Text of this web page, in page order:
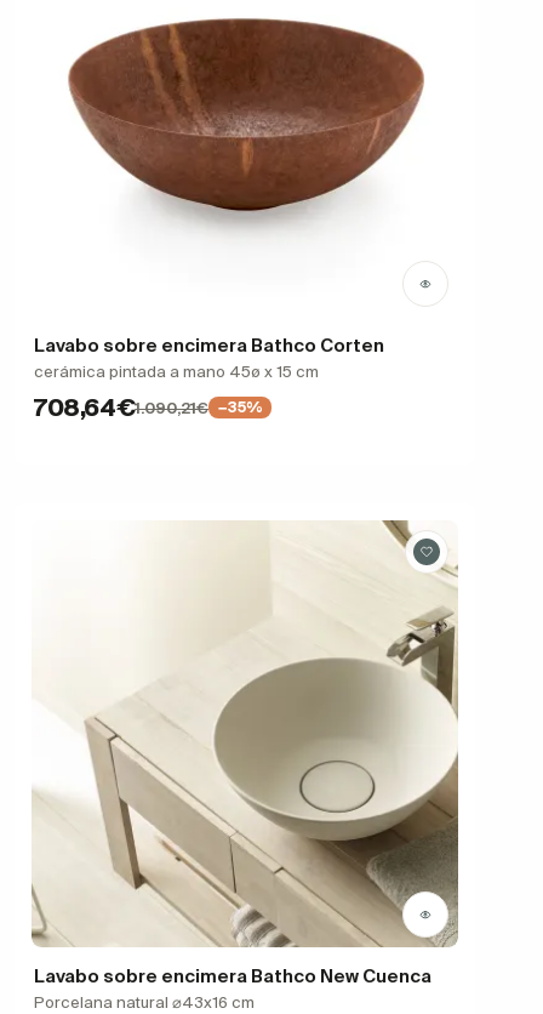
Lavabo sobre encimera Bathco Corten
cerámica pintada a mano 45ø x 15 cm
708,64€1.090,21€ −35%
Lavabo sobre encimera Bathco New Cuenca
Porcelana natural ⌀43x16 cm